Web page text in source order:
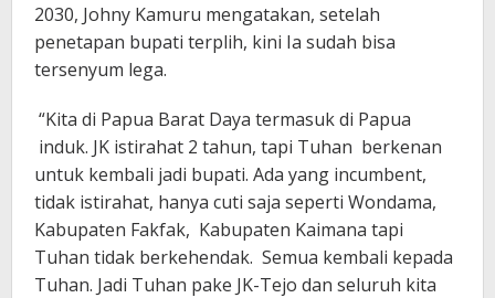
2030, Johny Kamuru mengatakan, setelah
penetapan bupati terplih, kini Ia sudah bisa
tersenyum lega.
“Kita di Papua Barat Daya termasuk di Papua
induk. JK istirahat 2 tahun, tapi Tuhan berkenan
untuk kembali jadi bupati. Ada yang incumbent,
tidak istirahat, hanya cuti saja seperti Wondama,
Kabupaten Fakfak, Kabupaten Kaimana tapi
Tuhan tidak berkehendak. Semua kembali kepada
Tuhan. Jadi Tuhan pake JK-Tejo dan seluruh kita